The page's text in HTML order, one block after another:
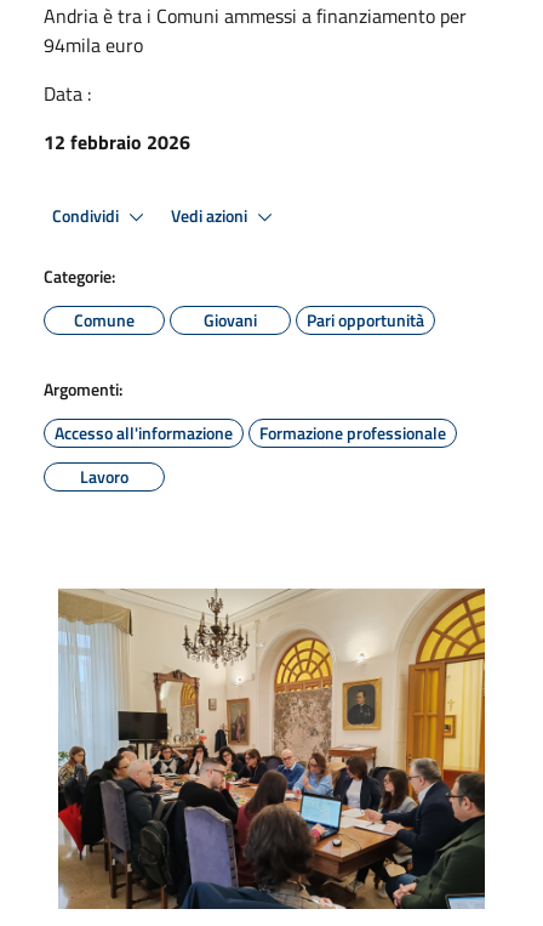
Andria è tra i Comuni ammessi a finanziamento per
94mila euro
Data :
12 febbraio 2026
Condividi Vedi azioni
Categorie:
Comune
Giovani Pari opportunità
Argomenti:
Accesso all'informazione
Formazione professionale
Lavoro